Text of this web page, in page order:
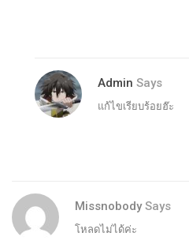
Admin Says
แก้ไขเรียบร้อยฮ๊ะ
MissnobodySays
โหลดไม่ได้ค่ะ